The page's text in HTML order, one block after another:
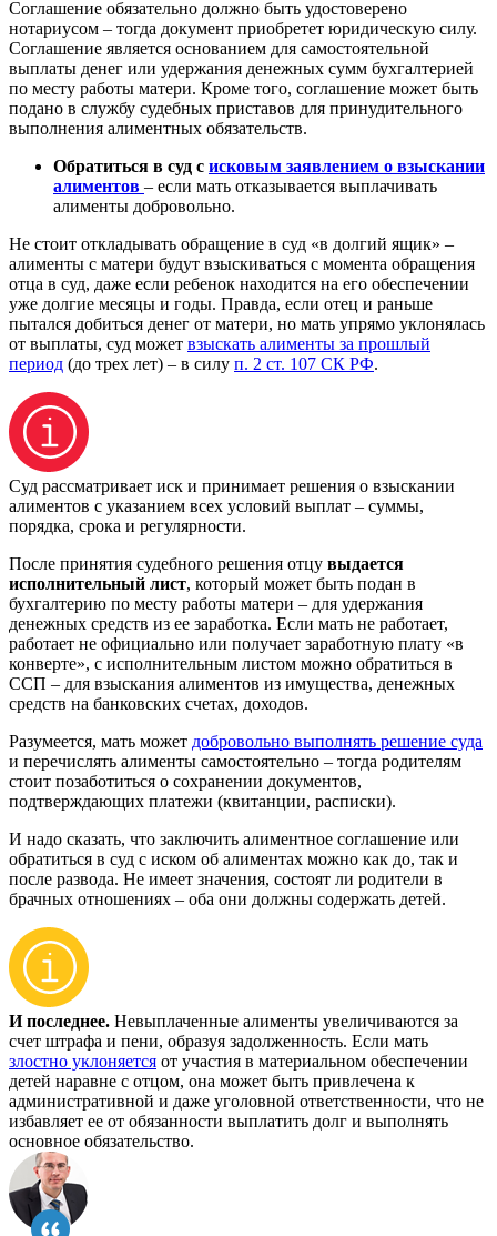
Соглашение обязательно должно быть удостоверено
нотариусом – тогда документ приобретет юридическую силу.
Соглашение является основанием для самостоятельной
выплаты денег или удержания денежных сумм бухгалтерией
по месту работы матери. Кроме того, соглашение может быть
подано в службу судебных приставов для принудительного
выполнения алиментных обязательств.
Обратиться в суд с исковым заявлением о взыскании
алиментов – если мать отказывается выплачивать
алименты добровольно.
Не стоит откладывать обращение в суд «в долгий ящик» –
алименты с матери будут взыскиваться с момента обращения
отца в суд, даже если ребенок находится на его обеспечении
уже долгие месяцы и годы. Правда, если отец и раньше
пытался добиться денег от матери, но мать упрямо уклонялась
от выплаты, суд может взыскать алименты за прошлый
период (до трех лет) – в силу п. 2 ст. 107 СК РФ.
Суд рассматривает иск и принимает решения о взыскании
алиментов с указанием всех условий выплат – суммы,
порядка, срока и регулярности.
После принятия судебного решения отцу выдается
исполнительный лист, который может быть подан в
бухгалтерию по месту работы матери – для удержания
денежных средств из ее заработка. Если мать не работает,
работает не официально или получает заработную плату «в
конверте», с исполнительным листом можно обратиться в
ССП – для взыскания алиментов из имущества, денежных
средств на банковских счетах, доходов.
Разумеется, мать может добровольно выполнять решение суда
и перечислять алименты самостоятельно – тогда родителям
стоит позаботиться о сохранении документов,
подтверждающих платежи (квитанции, расписки).
И надо сказать, что заключить алиментное соглашение или
обратиться в суд с иском об алиментах можно как до, так и
после развода. Не имеет значения, состоят ли родители в
брачных отношениях – оба они должны содержать детей.
И последнее. Невыплаченные алименты увеличиваются за
счет штрафа и пени, образуя задолженность. Если мать
злостно уклоняется от участия в материальном обеспечении
детей наравне с отцом, она может быть привлечена к
административной и даже уголовной ответственности, что не
избавляет ее от обязанности выплатить долг и выполнять
основное обязательство.